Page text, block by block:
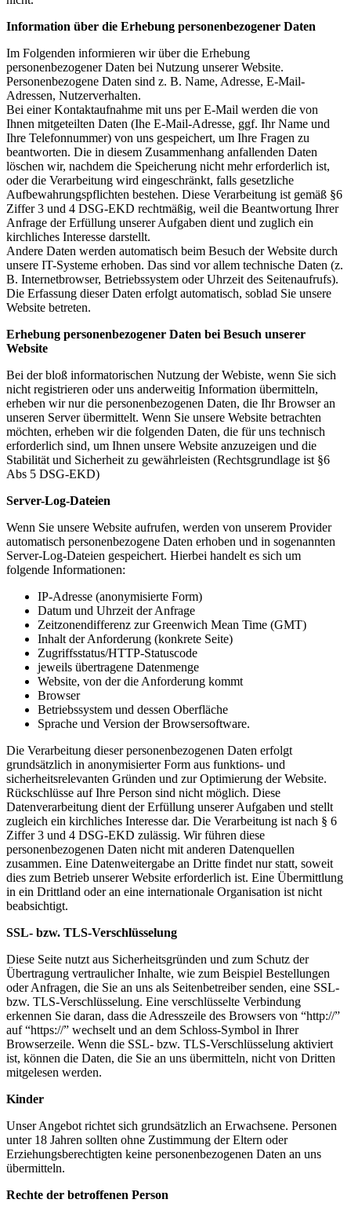
Information über die Erhebung personenbezogener Daten
Im Folgenden informieren wir über die Erhebung
personenbezogener Daten bei Nutzung unserer Website.
Personenbezogene Daten sind z. B. Name, Adresse, E-Mail-
Adressen, Nutzerverhalten.
Bei einer Kontaktaufnahme mit uns per E-Mail werden die von
Ihnen mitgeteilten Daten (Ihe E-Mail-Adresse, ggf. Ihr Name und
Ihre Telefonnummer) von uns gespeichert, um Ihre Fragen zu
beantworten. Die in diesem Zusammenhang anfallenden Daten
löschen wir, nachdem die Speicherung nicht mehr erforderlich ist,
oder die Verarbeitung wird eingeschränkt, falls gesetzliche
Aufbewahrungspflichten bestehen. Diese Verarbeitung ist gemäß §6
Ziffer 3 und 4 DSG-EKD rechtmäßig, weil die Beantwortung Ihrer
Anfrage der Erfüllung unserer Aufgaben dient und zuglich ein
kirchliches Interesse darstellt.
Andere Daten werden automatisch beim Besuch der Website durch
unsere IT-Systeme erhoben. Das sind vor allem technische Daten (z.
B. Internetbrowser, Betriebssystem oder Uhrzeit des Seitenaufrufs).
Die Erfassung dieser Daten erfolgt automatisch, soblad Sie unsere
Website betreten.
Erhebung personenbezogener Daten bei Besuch unserer
Website
Bei der bloß informatorischen Nutzung der Webiste, wenn Sie sich
nicht registrieren oder uns anderweitig Information übermitteln,
erheben wir nur die personenbezogenen Daten, die Ihr Browser an
unseren Server übermittelt. Wenn Sie unsere Website betrachten
möchten, erheben wir die folgenden Daten, die für uns technisch
erforderlich sind, um Ihnen unsere Website anzuzeigen und die
Stabilität und Sicherheit zu gewährleisten (Rechtsgrundlage ist §6
Abs 5 DSG-EKD)
Server-Log-Dateien
Wenn Sie unsere Website aufrufen, werden von unserem Provider
automatisch personenbezogene Daten erhoben und in sogenannten
Server-Log-Dateien gespeichert. Hierbei handelt es sich um
folgende Informationen:
IP-Adresse (anonymisierte Form)
Datum und Uhrzeit der Anfrage
Zeitzonendifferenz zur Greenwich Mean Time (GMT)
Inhalt der Anforderung (konkrete Seite)
Zugriffsstatus/HTTP-Statuscode
jeweils übertragene Datenmenge
Website, von der die Anforderung kommt
Browser
Betriebssystem und dessen Oberfläche
Sprache und Version der Browsersoftware.
Die Verarbeitung dieser personenbezogenen Daten erfolgt
grundsätzlich in anonymisierter Form aus funktions- und
sicherheitsrelevanten Gründen und zur Optimierung der Website.
Rückschlüsse auf Ihre Person sind nicht möglich. Diese
Datenverarbeitung dient der Erfüllung unserer Aufgaben und stellt
zugleich ein kirchliches Interesse dar. Die Verarbeitung ist nach § 6
Ziffer 3 und 4 DSG-EKD zulässig. Wir führen diese
personenbezogenen Daten nicht mit anderen Datenquellen
zusammen. Eine Datenweitergabe an Dritte findet nur statt, soweit
dies zum Betrieb unserer Website erforderlich ist. Eine Übermittlung
in ein Drittland oder an eine internationale Organisation ist nicht
beabsichtigt.
SSL- bzw. TLS-Verschlüsselung
Diese Seite nutzt aus Sicherheitsgründen und zum Schutz der
Übertragung vertraulicher Inhalte, wie zum Beispiel Bestellungen
oder Anfragen, die Sie an uns als Seitenbetreiber senden, eine SSL-
bzw. TLS-Verschlüsselung. Eine verschlüsselte Verbindung
erkennen Sie daran, dass die Adresszeile des Browsers von “http://”
auf “https://” wechselt und an dem Schloss-Symbol in Ihrer
Browserzeile. Wenn die SSL- bzw. TLS-Verschlüsselung aktiviert
ist, können die Daten, die Sie an uns übermitteln, nicht von Dritten
mitgelesen werden.
Kinder
Unser Angebot richtet sich grundsätzlich an Erwachsene. Personen
unter 18 Jahren sollten ohne Zustimmung der Eltern oder
Erziehungsberechtigten keine personenbezogenen Daten an uns
übermitteln.
Rechte der betroffenen Person